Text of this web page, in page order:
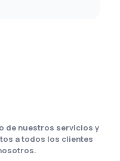
de nuestros servicios y
a todos los clientes